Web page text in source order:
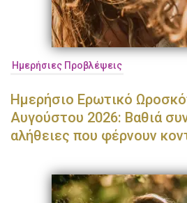
Ημερήσιες Προβλέψεις
Ημερήσιο Ερωτικό
Αυγούστου 2026: Βαθιά
αλήθειες που φέρνουν